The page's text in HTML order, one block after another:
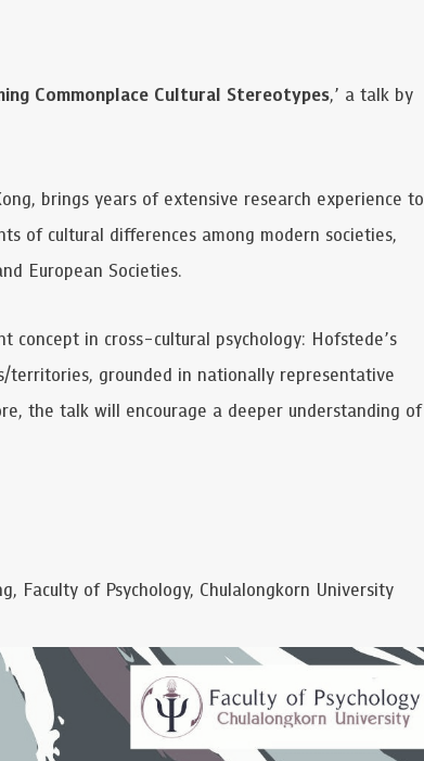
Commonplace Cultural Stereotypes,’ a talk by
brings years of extensive research experience to
of cultural differences among modern societies,
European Societies.
concept in cross-cultural psychology: Hofstede’s
territories, grounded in nationally representative
the talk will encourage a deeper understanding of
Faculty of Psychology, Chulalongkorn University